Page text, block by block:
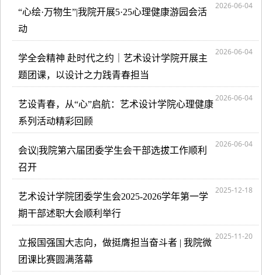
2026-06-04
“心绘·万物生”|我院开展5·25心理健康游园会活
动
2026-06-04
学全会精神 赴时代之约｜艺术设计学院开展主
题团课，以设计之力践青春担当
2026-06-04
艺设青春，从“心”启航：艺术设计学院心理健康
系列活动精彩回顾
2026-06-04
会议|我院第六届团委学生会干部选拔工作顺利
召开
2025-12-18
艺术设计学院团委学生会2025-2026学年第一学
期干部述职大会顺利举行
2025-11-20
立报国强国大志向，做挺膺担当奋斗者 | 我院微
团课比赛圆满落幕